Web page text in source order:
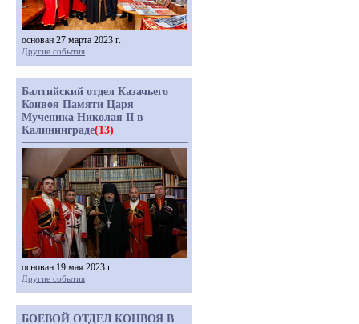
основан 27 марта 2023 г.
Другие события
Балтийский отдел Казачьего
Конвоя Памяти Царя
Мученика Николая II в
Калининграде(13)
основан 19 мая 2023 г.
Другие события
БОЕВОЙ ОТДЕЛ КОНВОЯ В